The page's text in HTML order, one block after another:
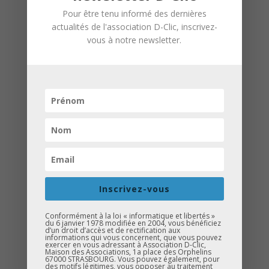
première semaine d’interventions au
à Barr
Les élèves ont pu participer au
échanger autour de leur poursuite
d’études grâce à notrestand
d’information .
Une immersion encore plus concrète
leur a été proposée avec descasques
Pour être tenu informé des dernières
actualités de l'association D-Clic, inscrivez-
vous à notre newsletter.
Inscrivez-vous
Conformément à la loi « informatique et libertés »
du 6 janvier 1978 modifiée en 2004, vous bénéficiez
d’un droit d’accès et de rectification aux
informations qui vous concernent, que vous pouvez
exercer en vous adressant à Association D-Clic,
Maison des Associations, 1a place des Orphelins
67000 STRASBOURG. Vous pouvez également, pour
des motifs légitimes, vous opposer au traitement